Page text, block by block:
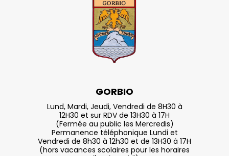
GORBIO
Lund, Mardi, Jeudi, Vendredi de 8H30 à
12H30 et sur RDV de 13H30 à 17H
(Fermée au public les Mercredis)
Permanence téléphonique Lundi et
Vendredi de 8h30 à 12h30 et de 13H30 à 17H
(hors vacances scolaires pour les horaires